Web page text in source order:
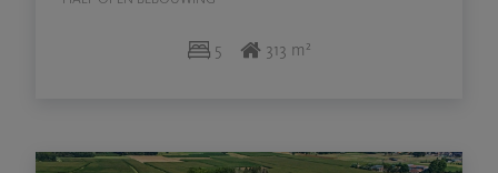
5 313 m²